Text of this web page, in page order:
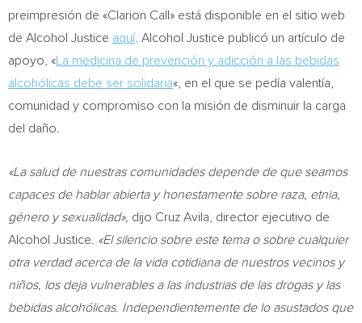
preimpresión de «Clarion Call» está disponible en el sitio web
de Alcohol Justice aquí . Alcohol Justice publicó un artículo de
apoyo, « La medicina de prevención y adicción a las bebidas
alcohólicas debe ser solidaria«, en el que se pedía valentía,
comunidad y compromiso con la misión de disminuir la carga
del daño.
«La salud de nuestras comunidades depende de que seamos
capaces de hablar abierta y honestamente sobre raza, etnia,
género y sexualidad», dijo Cruz Avila , director ejecutivo de
Alcohol Justice. «El silencio sobre este tema o sobre cualquier
otra verdad acerca de la vida cotidiana de nuestros vecinos y
niños, los deja vulnerables a las industrias de las drogas y las
bebidas alcohólicas. Independientemente de lo asustados que